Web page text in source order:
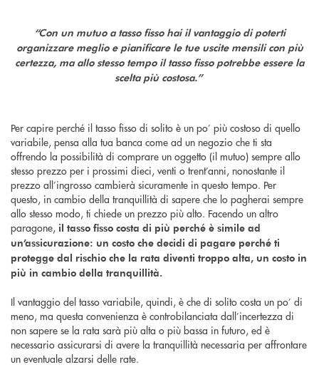
“Con un mutuo a tasso fisso hai il vantaggio di poterti
organizzare meglio e pianificare le tue uscite mensili con più
certezza, ma allo stesso tempo il tasso fisso potrebbe essere la
scelta più costosa.”
Per capire perché il tasso fisso di solito è un po’ più costoso di quello
variabile, pensa alla tua banca come ad un negozio che ti sta
offrendo la possibilità di comprare un oggetto (il mutuo) sempre allo
stesso prezzo per i prossimi dieci, venti o trent’anni, nonostante il
prezzo all’ingrosso cambierà sicuramente in questo tempo. Per
questo, in cambio della tranquillità di sapere che lo pagherai sempre
allo stesso modo, ti chiede un prezzo più alto. Facendo un altro
paragone, il tasso fisso costa di più perché è simile ad
un’assicurazione: un costo che decidi di pagare perché ti
protegge dal rischio che la rata diventi troppo alta, un costo in
più in cambio della tranquillità.
Il vantaggio del tasso variabile, quindi, è che di solito costa un po’ di
meno, ma questa convenienza è controbilanciata dall’incertezza di
non sapere se la rata sarà più alta o più bassa in futuro, ed è
necessario assicurarsi di avere la tranquillità necessaria per affrontare
un eventuale alzarsi delle rate.